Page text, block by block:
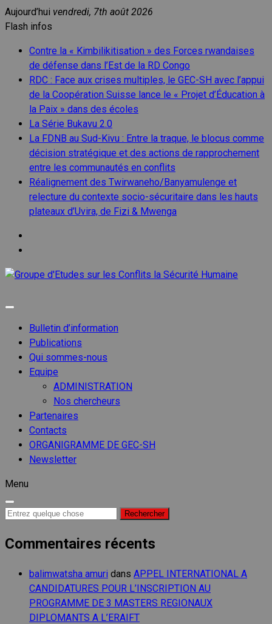
Aller
au
Aujourd’hui vendredi, 7th août 2026
Flash infos
Contre la « Kimbilikitisation » des Forces rwandaises
de défense dans l’Est de la RD Congo
RDC : Face aux crises multiples, le GEC-SH avec l’appui
de la Coopération Suisse lance le « Projet d’Éducation à
la Paix » dans des écoles
La Série Bukavu 2.0
La FDNB au Sud-Kivu : Entre la traque, le blocus comme
décision stratégique et des actions de rapprochement
entre les communautés en conflits
Réalignement des Twirwaneho/Banyamulenge et
relecture du contexte socio-sécuritaire dans les hauts
plateaux d’Uvira, de Fizi & Mwenga
Bulletin d’information
Publications
Qui sommes-nous
Equipe
ADMINISTRATION
Nos chercheurs
Partenaires
Contacts
ORGANIGRAMME DE GEC-SH
Newsletter
Menu
Recherche
Commentaires récents
balimwatsha amuri dans APPEL INTERNATIONAL A
CANDIDATURES POUR L’INSCRIPTION AU
PROGRAMME DE 3 MASTERS REGIONAUX
DIPLOMANTS A L’ERAIFT